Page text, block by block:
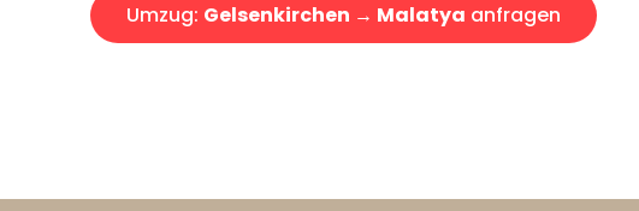
Umzug: Gelsenkirchen → Malatya anfragen